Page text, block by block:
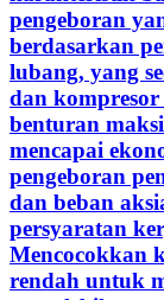
pengeboran
berdasarkan
lubang, yang
dan kompresor
benturan
mencapai
pengeboran
dan beban
persyaratan
Mencocokkan
rendah untuk